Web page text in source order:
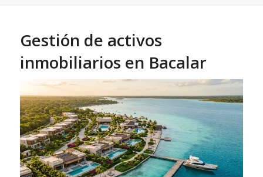
Gestión de activos
inmobiliarios en Bacalar